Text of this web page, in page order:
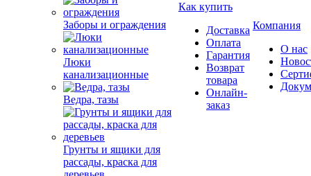
Заборы и ограждения
Люки
канализационные
Ведра, тазы
Грунты и ящики для
рассады, краска для
Как купить
Доставка
Оплата
Гарантия
Возврат
товара
Онлайн-
заказ
Компания
О нас